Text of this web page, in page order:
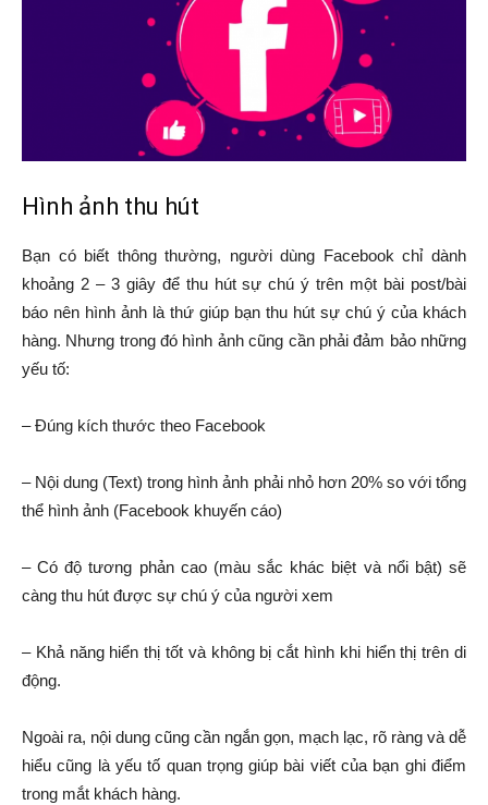
Hình ảnh thu hút
Bạn có biết thông thường, người dùng Facebook chỉ dành
khoảng 2 – 3 giây để thu hút sự chú ý trên một bài post/bài
báo nên hình ảnh là thứ giúp bạn thu hút sự chú ý của khách
hàng. Nhưng trong đó hình ảnh cũng cần phải đảm bảo những
yếu tố:
– Đúng kích thước theo Facebook
– Nội dung (Text) trong hình ảnh phải nhỏ hơn 20% so với tổng
thể hình ảnh (Facebook khuyến cáo)
– Có độ tương phản cao (màu sắc khác biệt và nổi bật) sẽ
càng thu hút được sự chú ý của người xem
– Khả năng hiển thị tốt và không bị cắt hình khi hiển thị trên di
động.
Ngoài ra, nội dung cũng cần ngắn gọn, mạch lạc, rõ ràng và dễ
hiểu cũng là yếu tố quan trọng giúp bài viết của bạn ghi điểm
trong mắt khách hàng.